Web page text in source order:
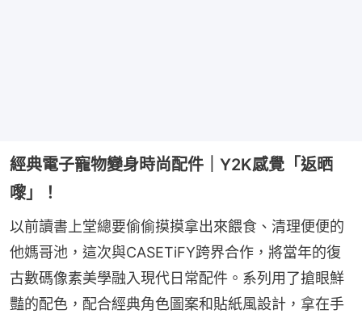
經典電子寵物變身時尚配件｜Y2K感覺「返晒
嚟」！
以前讀書上堂總要偷偷摸摸拿出來餵食、清理便便的
他媽哥池，這次與CASETiFY跨界合作，將當年的復
古數碼像素美學融入現代日常配件。系列用了搶眼鮮
豔的配色，配合經典角色圖案和貼紙風設計，拿在手